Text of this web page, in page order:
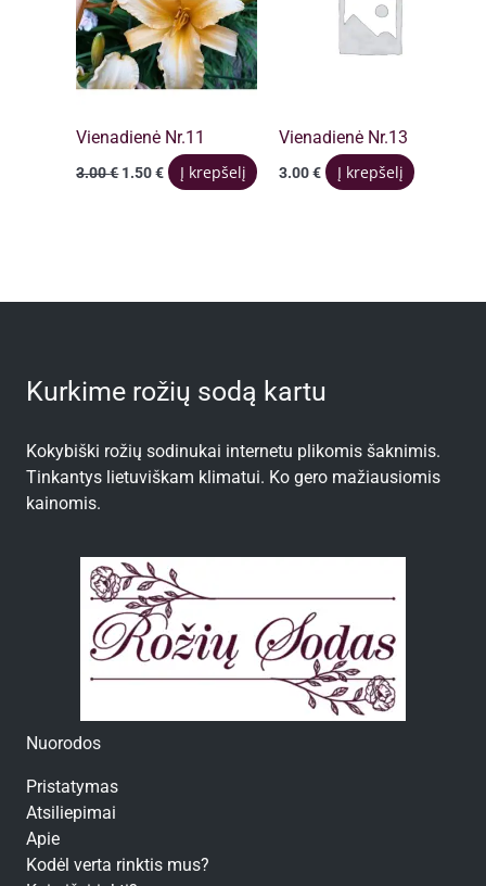
Vienadienė Nr.11
3.00€ Original
1.50€Current
price
Į krepšelį
Vienadienė Nr.13
3.00€ Į krepšelį
Kurkime rožių sodą kartu
Kokybiški rožių sodinukai internetu plikomis šaknimis.
Tinkantys lietuviškam klimatui. Ko gero mažiausiomis
kainomis.
Nuorodos
Pristatymas
Atsiliepimai
Apie
Kodėl verta rinktis mus?